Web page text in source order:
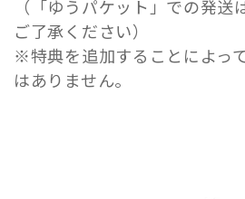
（「ゆうパケット」での発
ご了承ください）
※特典を追加することによっ
はありません。